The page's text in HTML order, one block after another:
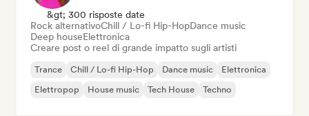
&gt; 300 risposte date
Rock alternativoChill / Lo-fi Hip-HopDance music
Deep houseElettronica
Creare post o reel di grande impatto sugli artisti
Trance Chill / Lo-fi Hip-Hop Dance music
Elettronica
Elettropop
House music Tech House Techno